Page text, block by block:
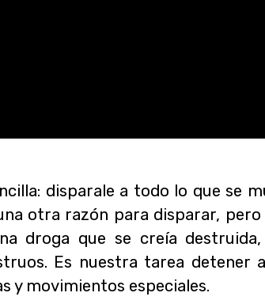
disparale a todo lo que se
otra razón para disparar, pero
droga que se creía
Es nuestra tarea detener
y movimientos especiales.